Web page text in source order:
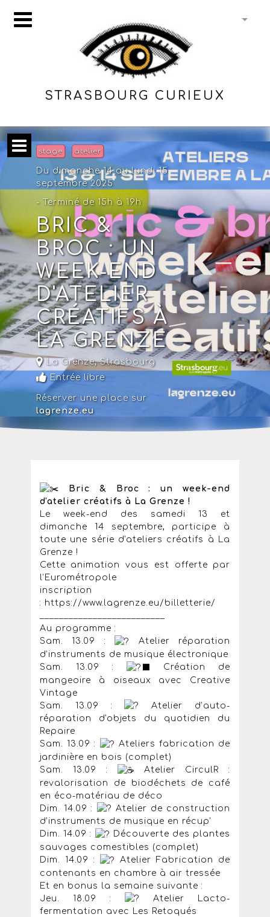
STRASBOURG CURIEUX
stage atelier
Du dimanche 14 au lundi 15
septembre 2025
- Terminé de 15h à 19h
BRIC &
BROC : UN
WEEK-END
D'ATELIER
CRÉATIFS À
LA GRENZE
La Grenze,Strasbourg
Entrée libre
Réserver une place sur
lagrenze.eu
Bric & Broc : un week-end
d'atelier créatifs à La Grenze !
Le week-end des samedi 13 et
dimanche 14 septembre, participe à
toute une série d'ateliers créatifs à La
Grenze !
Cette animation vous est offerte par
l’Eurométropole
inscription
: https://www.lagrenze.eu/billetterie/
Au programme :
Sam. 13.09 :
​ Atelier réparation
d’instruments de musique électronique
Sam. 13.09 :
​ Création de
mangeoire à oiseaux avec Creative
Vintage
Sam. 13.09 :
​ Atelier d’auto-
réparation d'objets du quotidien du
Repaire
Sam. 13.09 :
Ateliers fabrication de
jardinière en bois (complet)
Sam. 13.09 :
​ Atelier CirculR :
revalorisation de biodéchets de café
en éco-matériau de déco
Dim. 14.09 :
​ Atelier de construction
d’instruments de musique en récup’
Dim. 14.09 :
Découverte des plantes
sauvages comestibles (complet)
Dim. 14.09 :
Atelier Fabrication de
contenants en chambre à air tressée
Et en bonus la semaine suivante :
Jeu. 18.09 :
​ Atelier Lacto-
fermentation avec Les Retoqués